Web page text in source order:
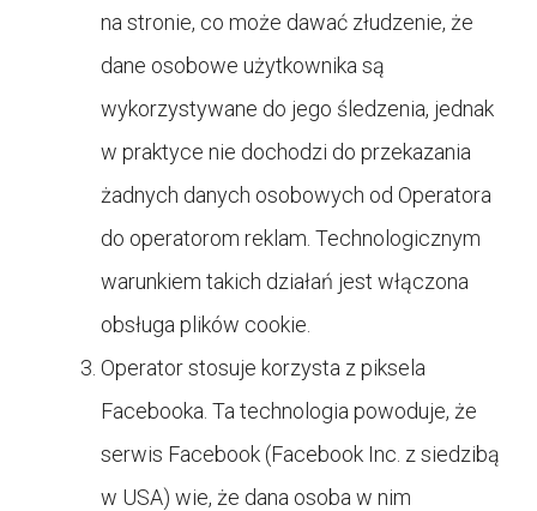
na stronie, co może dawać złudzenie, że
dane osobowe użytkownika są
wykorzystywane do jego śledzenia, jednak
w praktyce nie dochodzi do przekazania
żadnych danych osobowych od Operatora
do operatorom reklam. Technologicznym
warunkiem takich działań jest włączona
obsługa plików cookie.
Operator stosuje korzysta z piksela
Facebooka. Ta technologia powoduje, że
serwis Facebook (Facebook Inc. z siedzibą
w USA) wie, że dana osoba w nim